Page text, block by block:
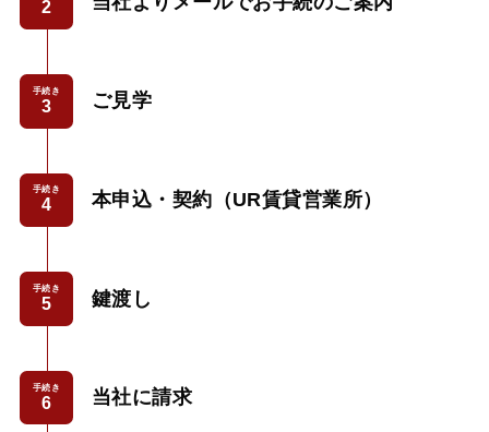
手続き ご見学
手続き 本申込・契約（UR賃貸営業所）
手続き 鍵渡し
手続き 当社に請求